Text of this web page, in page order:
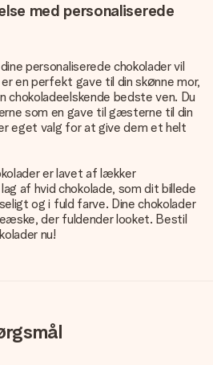
med personaliserede
personaliserede chokolader vil
en perfekt gave til din skønne mor,
chokoladeelskende bedste ven. Du
som en gave til gæsterne til din
eget valg for at give dem et helt
er lavet af lækker
af hvid chokolade, som dit billede
og i fuld farve. Dine chokolader
der fuldender looket. Bestil
nu!